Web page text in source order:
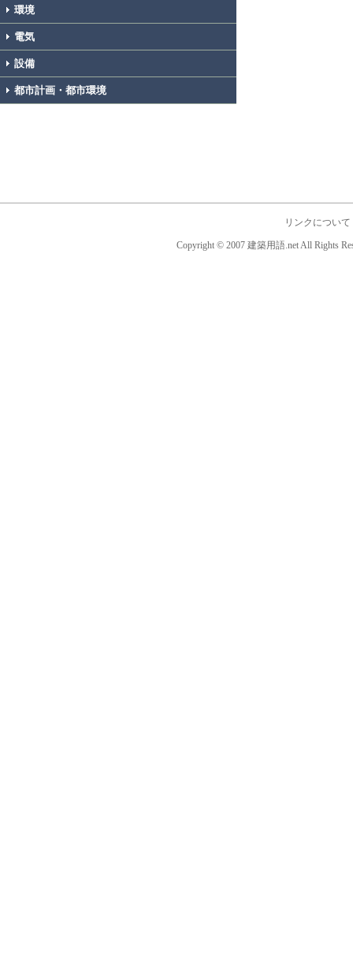
環境
電気
設備
都市計画・都市環境
リンクについて
Copyright © 2007 建築用語.net All Rights